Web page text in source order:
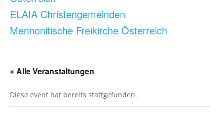
ELAIA Christengemeinden
Mennonitische Freikirche Österreich
« Alle Veranstaltungen
Diese event hat bereits stattgefunden.